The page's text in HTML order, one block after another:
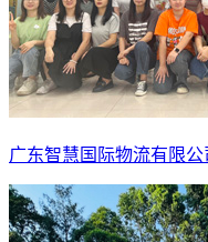
广东智慧国际物流有限公